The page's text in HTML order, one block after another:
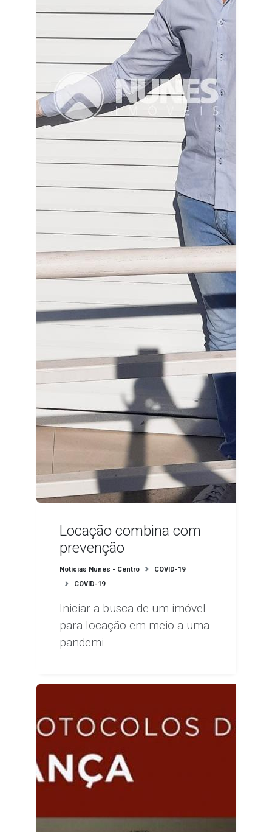
Locação combina com
prevenção
Notícias Nunes - Centro
COVID-19
COVID-19
Iniciar a busca de um imóvel
para locação em meio a uma
pandemi...